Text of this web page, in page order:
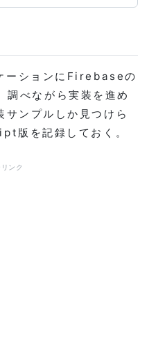
ーションにFirebaseの
調べながら実装を進め
ンプルしか見つけら
版を記録しておく。
ンク